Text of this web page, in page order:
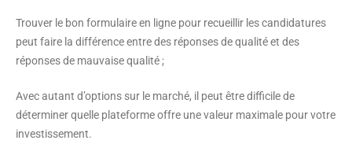
Trouver le bon formulaire en ligne pour recueillir les candidatures
peut faire la différence entre des réponses de qualité et des
réponses de mauvaise qualité ;
Avec autant d’options sur le marché, il peut être difficile de
déterminer quelle plateforme offre une valeur maximale pour votre
investissement.